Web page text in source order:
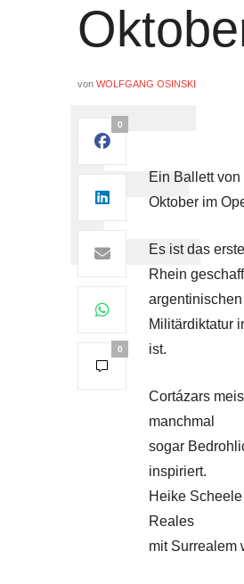
von WOLFGANG OSINSKI
0
0
Ein Ballett von
Oktober im
Es ist das
Rhein
Militärdiktatur
ist.
Cortázars
manchmal
sogar
inspiriert.
Heike
Reales
mit Surrealem